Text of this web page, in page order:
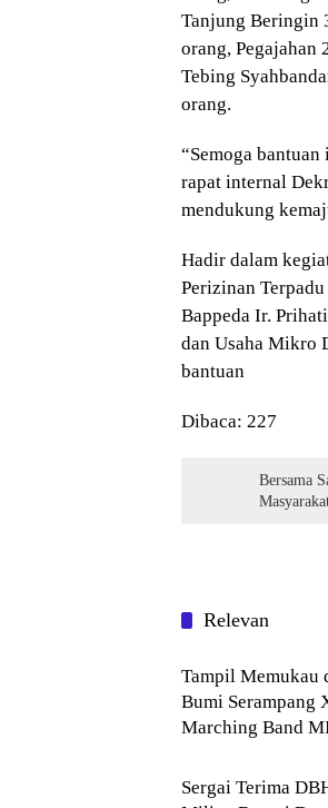
Tanjung Beringin
orang, Pegajahan
Tebing
orang.
“Semoga
rapat internal
mendukung
Hadir dalam
Perizinan
Bappeda Ir.
dan Usaha Mikro
bantuan
Dibaca: 227
Bersama
Relevan
Pendidikan
Tampil Memukau
Bumi Serampang
Marching Band
--> Sumatera Utara
Sergai Terima